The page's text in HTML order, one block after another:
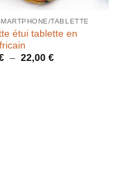
TABLETTE
étui tablette en
– 22,00 €Plage